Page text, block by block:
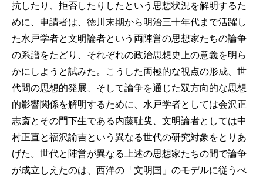
抗したり、拒否したりしたという思想状況を解明するた
めに、申請者は、徳川末期から明治三十年代まで活躍し
た水戸学者と文明論者という両陣営の思想家たちの論争
の系譜をたどり、それぞれの政治思想史上の意義を明ら
かにしようと試みた。こうした両極的な視点の形成、世
代間の思想的発展、そして論争を通じた双方向的な思想
的影響関係を解明するために、水戸学者としては会沢正
志斎とその門下生である内藤耻叟、文明論者としては中
村正直と福沢諭吉という異なる世代の研究対象をとりあ
げた。世代と陣営が異なる上述の思想家たちの間で論争
が成立しえたのは、西洋の「文明国」のモデルに従うべ